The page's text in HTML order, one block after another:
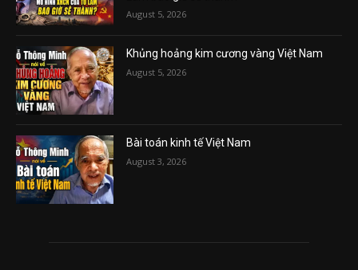
August 5, 2026
Khủng hoảng kim cương vàng Việt Nam
August 5, 2026
Bài toán kinh tế Việt Nam
August 3, 2026